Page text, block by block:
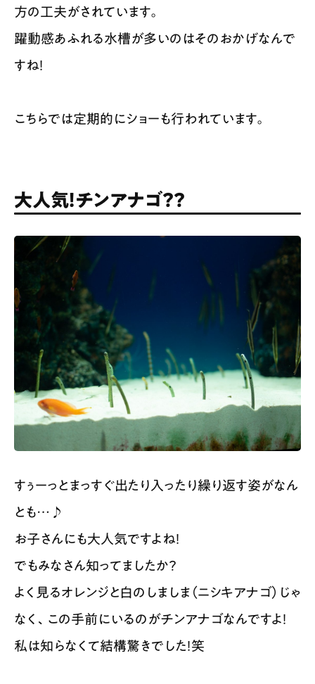
方の工夫がされています。
躍動感あふれる水槽が多いのはそのおかげなんで
すね！
こちらでは定期的にショーも行われています。
大人気！チンアナゴ？？
すぅーっとまっすぐ出たり入ったり繰り返す姿がなん
とも…♪
お子さんにも大人気ですよね！
でもみなさん知ってましたか？
よく見るオレンジと白のしましま（ニシキアナゴ）じゃ
なく、この手前にいるのがチンアナゴなんですよ！
私は知らなくて結構驚きでした！笑